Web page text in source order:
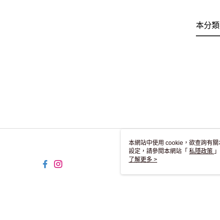
本分
本網站中使用 cookie，欲查詢有
設定，請參閱本網站「 私隱政策
用 cookie。
了解更多 >